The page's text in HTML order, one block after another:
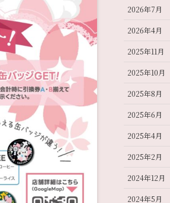
2026年7月
2026年4月
2025年11月
2025年10月
2025年8月
2025年6月
2025年4月
2025年2月
2024年12月
2024年5月